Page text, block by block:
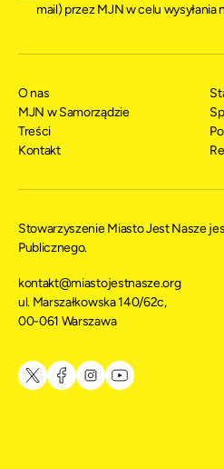
mail) przez MJN w celu wysyłania
Stowarzyszenie Miasto Jest Nasze
Publicznego.
kontakt@miastojestnasze.org
ul. Marszałkowska 140/62c,
00-061 Warszawa
O nas
MJN w Samorządzie
Treści
Kontakt